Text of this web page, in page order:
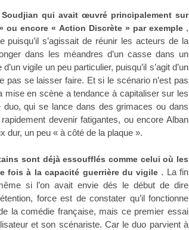
qui avait œuvré principalement sur
ou encore « Action Discrète » par exemple ,
puisqu’il s’agissait de réunir les acteurs de la
dans les méandres d’un casse dans un
vigile un peu particulier, puisqu’il s’agit d’un
pas se laisser faire. Et si le scénario n’est pas
mise en scène a tendance à capitaliser sur les
qui se lance dans des grimaces ou dans
devenir fatigantes, ou encore Alban
dur, un peu « à côté de la plaque ».
sont déjà essoufflés comme celui où les
fois à la capacité guerrière du vigile . La fin
si l’on avait envie dés le début de dire
force est de constater qu’il fonctionne
la comédie française, mais ce premier essai
et son scénariste. Car le duo parvient à